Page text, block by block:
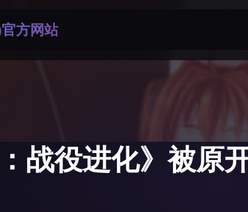
方网站
：战役进化》被原